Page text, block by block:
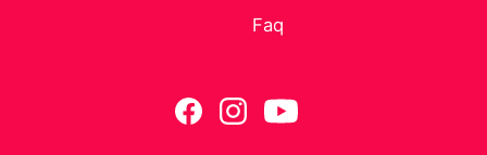
Faq